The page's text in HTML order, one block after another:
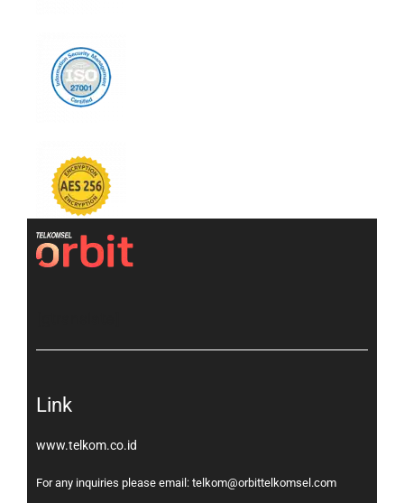
Link
www.telkom.co.id
For any inquiries please email: telkom@orbittelkomsel.com